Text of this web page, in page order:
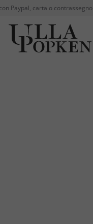
Paypal, carta o contrassegno